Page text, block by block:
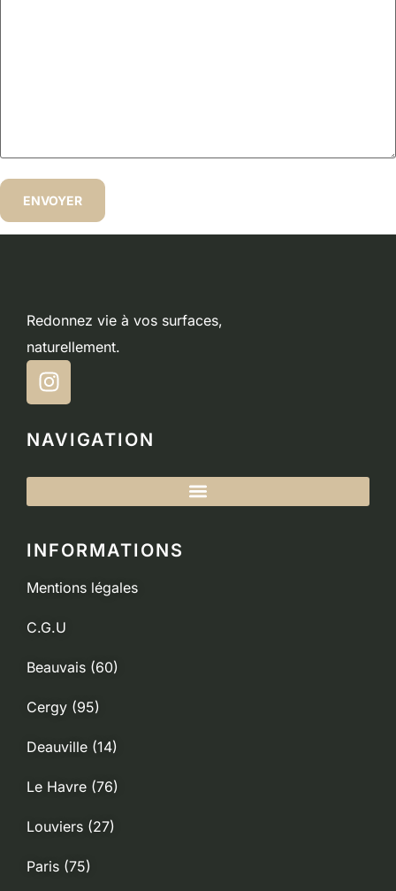
Redonnez vie à vos surfaces,
naturellement.
NAVIGATION
INFORMATIONS
Mentions légales
C.G.U
Beauvais (60)
Cergy (95)
Deauville (14)
Le Havre (76)
Louviers (27)
Paris (75)